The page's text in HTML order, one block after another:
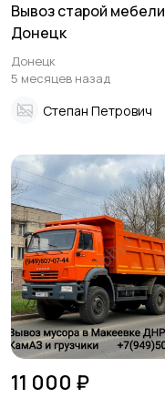
Вывоз старой мебели
Донецк
Донецк
5 месяцев назад
Степан Петрович
11 000 ₽